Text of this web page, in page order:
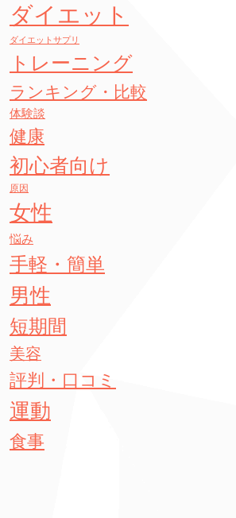
ダイエット
ダイエットサプリ
トレーニング
ランキング・比較
体験談
健康
初心者向け
原因
女性
悩み
手軽・簡単
男性
短期間
美容
評判・口コミ
運動
食事